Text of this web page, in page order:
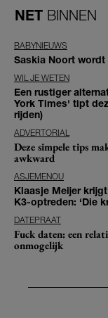
NET BINNEN
BABYNIEUWS
Saskia Noort
WIL JE WETEN
Een rustiger
York Times' tipt
rijden)
ADVERTORIAL
Deze simpele tips
awkward
ASJEMENOU
Klaasje Meijer
K3-optreden: ‘Die
DATEPRAAT
Fuck daten: een
onmogelijk